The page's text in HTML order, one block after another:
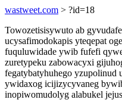
wastweet.com > ?id=18
Towozetisisywuto ab
ucysafimodokapis yteqepat
fuquluwidade ywib fufefi
zuretypeku zabowacyxi
fegatybatyhuhego yzupolinud
ywidaxog icijizycyvaneg
inopiwomudolyg alabukel